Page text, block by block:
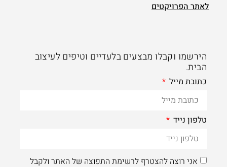
לאתר הפרויקטים
הירשמו וקבלו מבצעים בלעדיים וטיפים לעיצוב
הבית.
כתובת מייל
טלפון נייד
אני רוצה להצטרף לרשימת התפוצה של האתר ולקבל